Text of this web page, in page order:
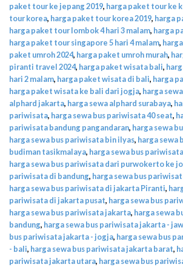
paket tour ke jepang 2019, harga paket tour ke
tour korea, harga paket tour korea 2019, harga
harga paket tour lombok 4 hari 3 malam, harga
harga paket tour singapore 5 hari 4 malam,
paket umroh 2024, harga paket umroh murah,
piranti travel 2024, harga paket wisata bali,
hari 2 malam, harga paket wisata di bali, harga
harga paket wisata ke bali dari jogja, harga
alphard jakarta, harga sewa alphard surabaya,
pariwisata, harga sewa bus pariwisata 40 seat,
pariwisata bandung pangandaran, harga sewa
harga sewa bus pariwisata bin ilyas, harga sewa
budiman tasikmalaya, harga sewa bus
harga sewa bus pariwisata dari purwokerto ke
pariwisata di bandung, harga sewa bus
harga sewa bus pariwisata di jakarta Piranti,
pariwisata di jakarta pusat, harga sewa bus
harga sewa bus pariwisata jakarta, harga sewa
bandung, harga sewa bus pariwisata jakarta -
bus pariwisata jakarta - jogja, harga sewa bus
- bali, harga sewa bus pariwisata jakarta barat,
pariwisata jakarta utara, harga sewa bus